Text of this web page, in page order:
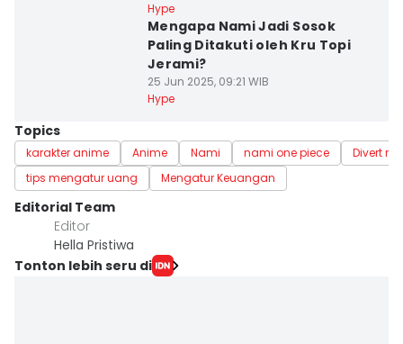
Hype
Mengapa Nami Jadi Sosok
Paling Ditakuti oleh Kru Topi
Jerami?
25 Jun 2025, 09:21 WIB
Hype
Topics
karakter anime Anime Nami nami one piece
Divert me
tips mengatur uang
Mengatur Keuangan
Editorial Team
Editor
Hella Pristiwa
Tonton lebih seru di